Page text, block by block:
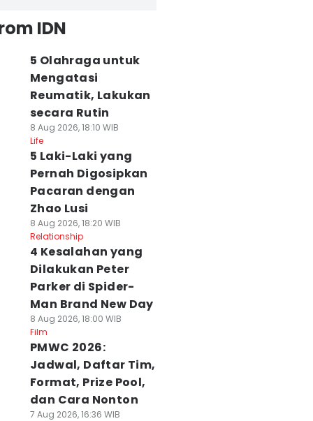
IDN
5 Olahraga untuk
Mengatasi
Reumatik, Lakukan
secara Rutin
8 Aug 2026, 18:10 WIB
Life
5 Laki-Laki yang
Pernah Digosipkan
Pacaran dengan
Zhao Lusi
8 Aug 2026, 18:20 WIB
Relationship
4 Kesalahan yang
Dilakukan Peter
Parker di Spider-
Man Brand New Day
8 Aug 2026, 18:00 WIB
Film
PMWC 2026:
Jadwal, Daftar Tim,
Format, Prize Pool,
dan Cara Nonton
7 Aug 2026, 16:36 WIB